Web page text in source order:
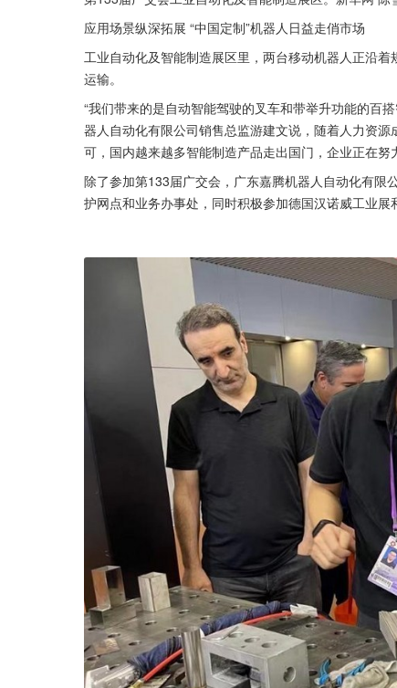
应用场景纵深拓展 “中国定制”机器人日益走俏市场
工业自动化及智能制造展区里，两台移动机器人正沿
运输。
“我们带来的是自动智能驾驶的叉车和带举升功能的百
器人自动化有限公司销售总监游建文说，随着人力资
可，国内越来越多智能制造产品走出国门，企业正在努
除了参加第133届广交会，广东嘉腾机器人自动化有限
护网点和业务办事处，同时积极参加德国汉诺威工业展